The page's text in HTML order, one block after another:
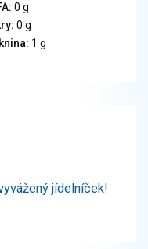
výrobky
0 g
0 g
1 g
jídelníček!